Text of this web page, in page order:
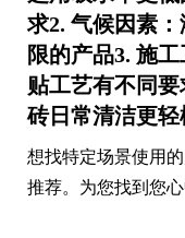
求2. 气候因素
限的产品3. 施工
贴工艺有不同要
砖日常清洁更
想找特定场景使用
推荐。为您找到您